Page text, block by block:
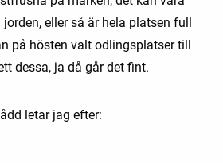
eller så är hela platsen full
på hösten valt odlingsplatser till
dessa, ja då går det fint.
letar jag efter: